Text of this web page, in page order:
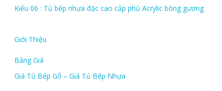
Kiểu 06 : Tủ bếp nhựa đặc cao cấp phủ Acrylic bóng gương
Giới Thiệu
Bảng Giá
Giá Tủ Bếp Gỗ – Giá Tủ Bếp Nhựa